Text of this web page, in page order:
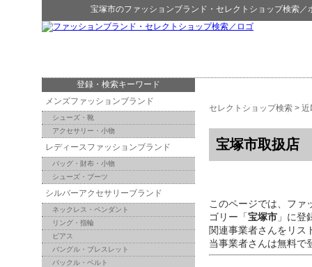
宝塚市のファッションブランド・セレクトショップ検索／
セレクトショップ検索 > 近
宝塚市取扱店
このページでは、ファ
ゴリー「宝塚市 」に登
関連事業者さんをリ
当事業者さんは無料で
登録・検索キーワード
メンズファッションブランド
シューズ・靴
アクセサリー・小物
レディースファッションブランド
バッグ・財布・小物
シューズ・ブーツ
シルバーアクセサリーブランド
ネックレス・ペンダント
リング・指輪
ピアス
バングル・ブレスレット
バックル・ベルト